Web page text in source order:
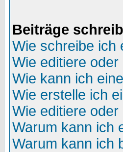
Beiträge
Wie schreibe ich
Wie editiere
Wie kann ich
Wie erstelle ich
Wie editiere
Warum kann ich
Warum kann ich